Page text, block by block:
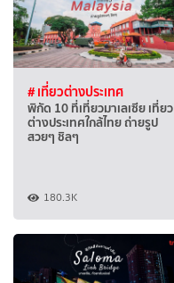
# เที่ยวต่างประเทศ
พิกัด 10 ที่เที่ยวมาเลเซีย เที่ยว
ต่างประเทศใกล้ไทย ถ่ายรูป
สวยๆ ชิลๆ
180.3K